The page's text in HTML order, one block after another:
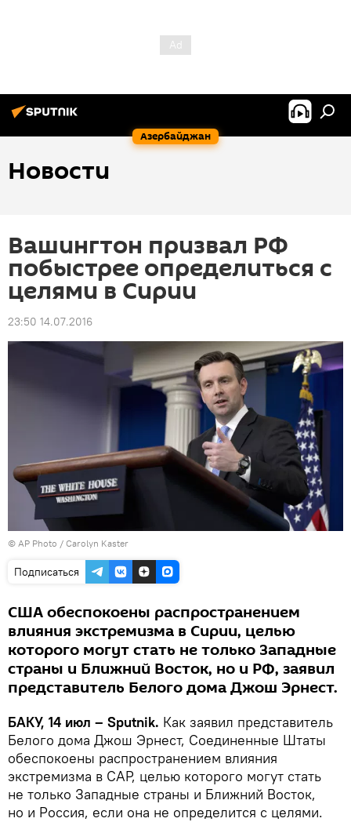
Азербайджан
Новости
Вашингтон призвал РФ
побыстрее определиться с
целями в Сирии
23:50 14.07.2016
© AP Photo / Carolyn Kaster
Подписаться
США обеспокоены распространением
влияния экстремизма в Сирии, целью
которого могут стать не только Западные
страны и Ближний Восток, но и РФ, заявил
представитель Белого дома Джош Эрнест.
БАКУ, 14 июл – Sputnik. Как заявил представитель
Белого дома Джош Эрнест, Соединенные Штаты
обеспокоены распространением влияния
экстремизма в САР, целью которого могут стать
не только Западные страны и Ближний Восток,
но и Россия, если она не определится с целями.